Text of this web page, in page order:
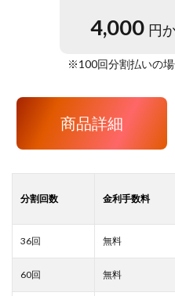
4,000 円
※100回分割払いの
商品詳細